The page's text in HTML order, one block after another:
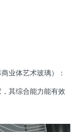
业体艺术玻璃）：
其综合能力能有效